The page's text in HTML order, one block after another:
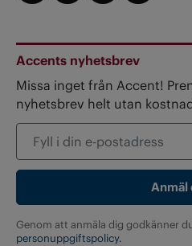
Accents nyhetsbrev
Missa inget från Accent!
nyhetsbrev helt utan
Genom att anmäla dig godkänner
personuppgiftspolicy.